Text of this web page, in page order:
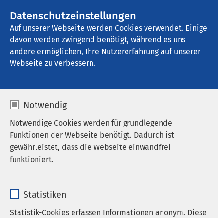
Datenschutzeinstellungen
Auf unserer Webseite werden Cookies verwendet. Einige
davon werden zwingend benötigt, während es uns
andere ermöglichen, Ihre Nutzererfahrung auf unserer
Webseite zu verbessern.
Notwendig
Notwendige Cookies werden für grundlegende
Funktionen der Webseite benötigt. Dadurch ist
gewährleistet, dass die Webseite einwandfrei
funktioniert.
Anbieter sgalinski
Statistiken
Statistik-Cookies erfassen Informationen anonym. Diese
AMEOS Klinikum Bremen
Geschichte
Über 250 Jahre Tradition
beginnt, nachdem er auf Java den Einsatz des
Opiums kennengelernt und eine Lehre als chirurgus